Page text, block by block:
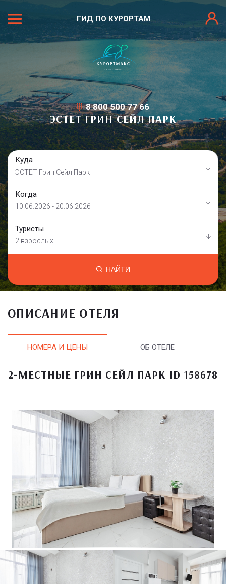
ГИД ПО КУРОРТАМ
8 800 500 77 66
ЭСТЕТ ГРИН СЕЙЛ ПАРК
Куда
ЭСТЕТ Грин Сейл Парк
Когда
10.06.2026 - 20.06.2026
Туристы
2 взрослых
НАЙТИ
ОПИСАНИЕ ОТЕЛЯ
НОМЕРА И ЦЕНЫ ОБ ОТЕЛЕ
2-МЕСТНЫЕ ГРИН СЕЙЛ ПАРК ID 158678